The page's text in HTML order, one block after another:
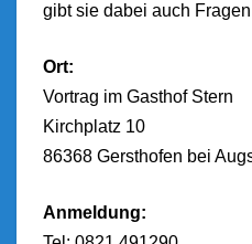
gibt sie dabei auch
Ort:
Vortrag im Gasthof Stern
Kirchplatz 10
86368 Gersthofen bei
Anmeldung: